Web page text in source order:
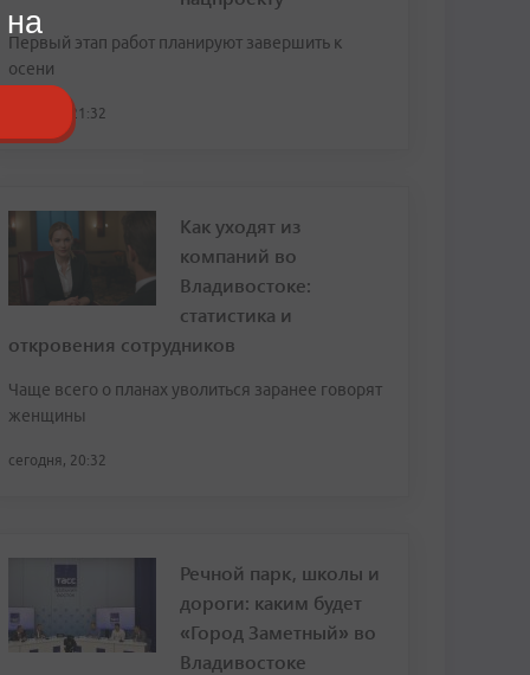
Первый этап работ планируют завершить к
осени
сегодня, 21:32
Как уходят из
компаний во
Владивостоке:
статистика и
откровения сотрудников
Чаще всего о планах уволиться заранее говорят
женщины
сегодня, 20:32
Речной парк, школы и
дороги: каким будет
«Город Заметный» во
Владивостоке